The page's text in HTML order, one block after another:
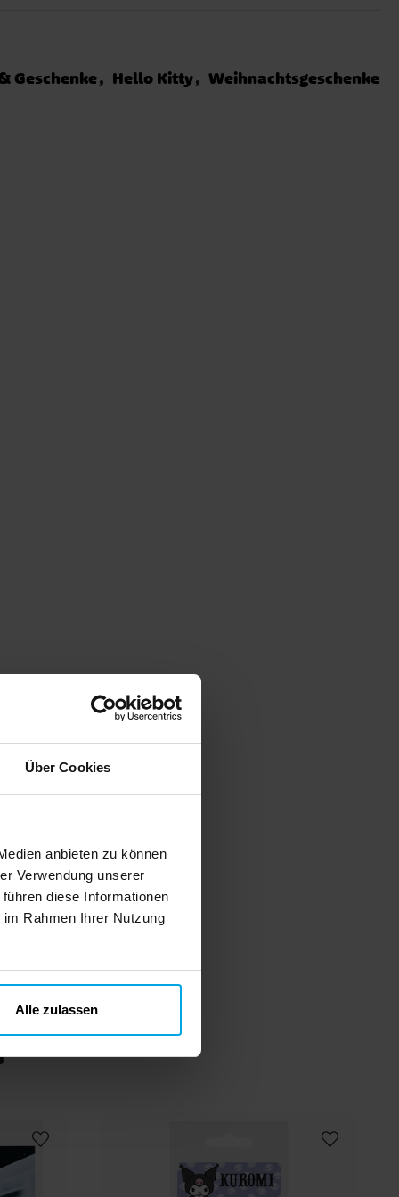
Über Cookies
anbieten zu können
Verwendung unserer
diese Informationen
Rahmen Ihrer Nutzung
Alle zulassen
Geschenke Hello Kitty Weihnachtsgeschenke